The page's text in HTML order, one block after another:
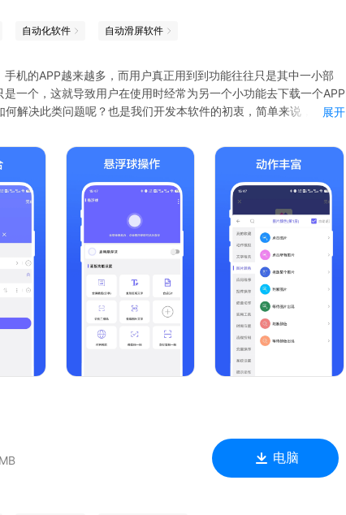
自动化软件 自动滑屏软件
机的APP越来越多，而用户真正用到到功能往往只是其中一小部
一个，这就导致用户在使用时经常为另一个小功能去下载一个APP
解决此类问题呢？也是我们开发本软件的初衷，简单来说，就是展开
电脑